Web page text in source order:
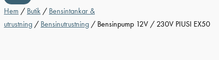
Hem / Butik / Bensintankar &
utrustning / Bensinutrustning / Bensinpump 12V / 230V PIUSI EX50